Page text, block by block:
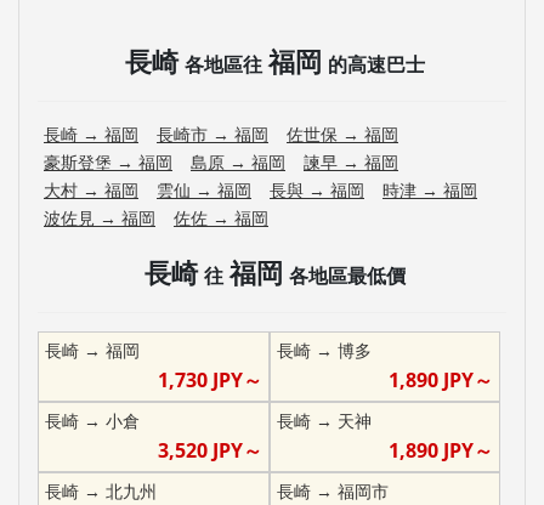
長崎 各地區往 福岡 的高速巴士
長崎 → 福岡 長崎市 → 福岡 佐世保 → 福岡
豪斯登堡 → 福岡 島原 → 福岡 諫早 → 福岡
大村 → 福岡 雲仙 → 福岡 長與 → 福岡 時津 → 福岡
波佐見 → 福岡 佐佐 → 福岡
長崎 往 福岡 各地區最低價
長崎 → 福岡
1,730JPY～
長崎→ 博多
1,890 JPY～
長崎 → 小倉
3,520JPY～
長崎→ 天神
1,890 JPY～
長崎 → 北九州 長崎→ 福岡市